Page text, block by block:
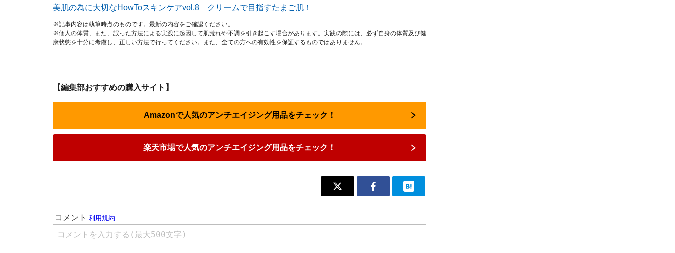
美肌の為に大切なHowToスキンケアvol.8 クリームで目指すたまご肌！
※記事内容は執筆時点のものです。最新の内容をご確認ください。
※個人の体質、また、誤った方法による実践に起因して肌荒れや不調を引き起こす場合があります。実践の際には、必ず自身の体質及び健
康状態を十分に考慮し、正しい方法で行ってください。また、全ての方への有効性を保証するものではありません。
【編集部おすすめの購入サイト】
Amazonで人気のアンチエイジング用品をチェック！
楽天市場で人気のアンチエイジング用品をチェック！